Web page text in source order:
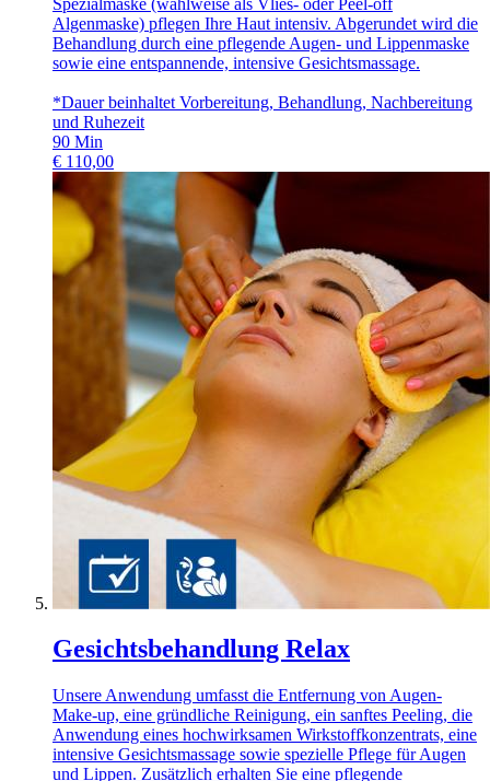
Algenmaske) pflegen Ihre Haut intensiv. Abgerundet wird die
Behandlung durch eine pflegende Augen- und Lippenmaske
sowie eine entspannende, intensive Gesichtsmassage.
*Dauer beinhaltet Vorbereitung, Behandlung, Nachbereitung
und Ruhezeit
90 Min
€ 110,00
Gesichtsbehandlung Relax
Unsere Anwendung umfasst die Entfernung von Augen-
Make-up, eine gründliche Reinigung, ein sanftes Peeling, die
Anwendung eines hochwirksamen Wirkstoffkonzentrats, eine
intensive Gesichtsmassage sowie spezielle Pflege für Augen
und Lippen. Zusätzlich erhalten Sie eine pflegende